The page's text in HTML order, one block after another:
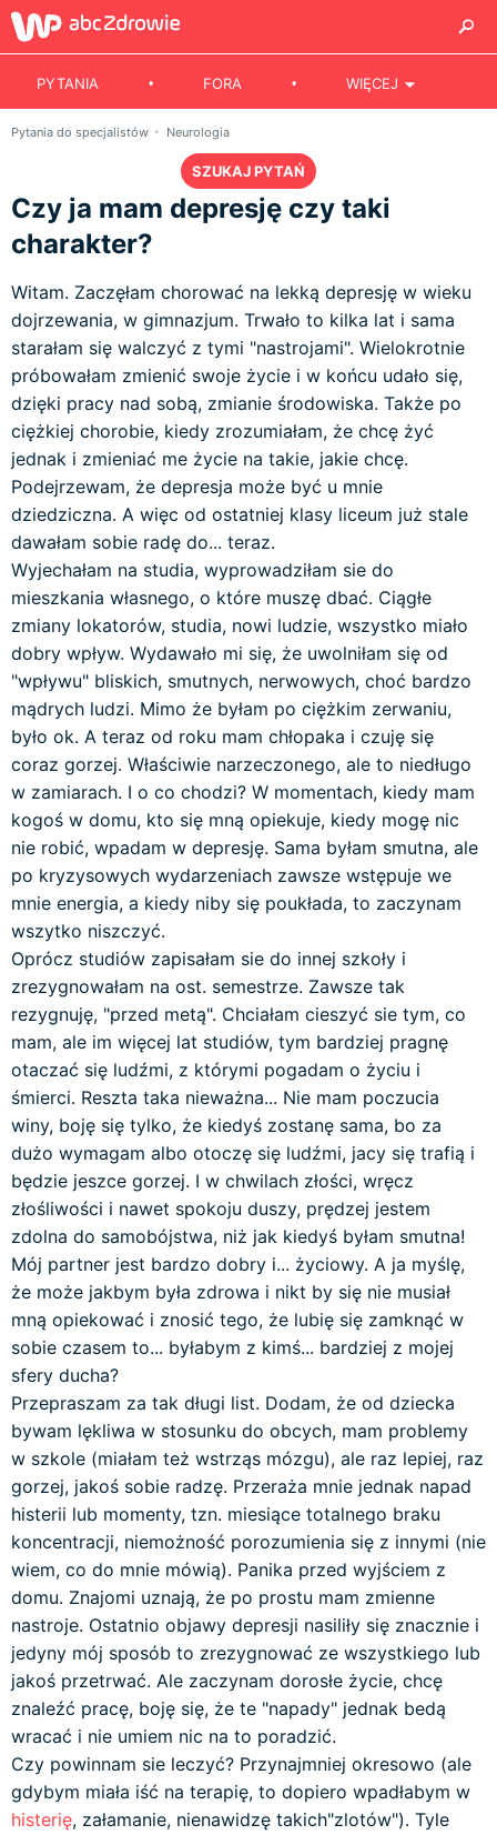
PYTANIA FORA WIĘCEJ
Pytania do specjalistów Neurologia
SZUKAJ PYTAŃ
Czy ja mam depresję czy taki
charakter?
Witam. Zaczęłam chorować na lekką depresję w wieku
dojrzewania, w gimnazjum. Trwało to kilka lat i sama
starałam się walczyć z tymi "nastrojami". Wielokrotnie
próbowałam zmienić swoje życie i w końcu udało się,
dzięki pracy nad sobą, zmianie środowiska. Także po
ciężkiej chorobie, kiedy zrozumiałam, że chcę żyć
jednak i zmieniać me życie na takie, jakie chcę.
Podejrzewam, że depresja może być u mnie
dziedziczna. A więc od ostatniej klasy liceum już stale
dawałam sobie radę do... teraz.
Wyjechałam na studia, wyprowadziłam sie do
mieszkania własnego, o które muszę dbać. Ciągłe
zmiany lokatorów, studia, nowi ludzie, wszystko miało
dobry wpływ. Wydawało mi się, że uwolniłam się od
"wpływu" bliskich, smutnych, nerwowych, choć bardzo
mądrych ludzi. Mimo że byłam po ciężkim zerwaniu,
było ok. A teraz od roku mam chłopaka i czuję się
coraz gorzej. Właściwie narzeczonego, ale to niedługo
w zamiarach. I o co chodzi? W momentach, kiedy mam
kogoś w domu, kto się mną opiekuje, kiedy mogę nic
nie robić, wpadam w depresję. Sama byłam smutna, ale
po kryzysowych wydarzeniach zawsze wstępuje we
mnie energia, a kiedy niby się poukłada, to zaczynam
wszytko niszczyć.
Oprócz studiów zapisałam sie do innej szkoły i
zrezygnowałam na ost. semestrze. Zawsze tak
rezygnuję, "przed metą". Chciałam cieszyć sie tym, co
mam, ale im więcej lat studiów, tym bardziej pragnę
otaczać się ludźmi, z którymi pogadam o życiu i
śmierci. Reszta taka nieważna... Nie mam poczucia
winy, boję się tylko, że kiedyś zostanę sama, bo za
dużo wymagam albo otoczę się ludźmi, jacy się trafią i
będzie jeszce gorzej. I w chwilach złości, wręcz
złośliwości i nawet spokoju duszy, prędzej jestem
zdolna do samobójstwa, niż jak kiedyś byłam smutna!
Mój partner jest bardzo dobry i... życiowy. A ja myślę,
że może jakbym była zdrowa i nikt by się nie musiał
mną opiekować i znosić tego, że lubię się zamknąć w
sobie czasem to... byłabym z kimś... bardziej z mojej
sfery ducha?
Przepraszam za tak długi list. Dodam, że od dziecka
bywam lękliwa w stosunku do obcych, mam problemy
w szkole (miałam też wstrząs mózgu), ale raz lepiej, raz
gorzej, jakoś sobie radzę. Przeraża mnie jednak napad
histerii lub momenty, tzn. miesiące totalnego braku
koncentracji, niemożność porozumienia się z innymi (nie
wiem, co do mnie mówią). Panika przed wyjściem z
domu. Znajomi uznają, że po prostu mam zmienne
nastroje. Ostatnio objawy depresji nasiliły się znacznie i
jedyny mój sposób to zrezygnować ze wszystkiego lub
jakoś przetrwać. Ale zaczynam dorosłe życie, chcę
znaleźć pracę, boję się, że te "napady" jednak bedą
wracać i nie umiem nic na to poradzić.
Czy powinnam sie leczyć? Przynajmniej okresowo (ale
gdybym miała iść na terapię, to dopiero wpadłabym w
histerię, załamanie, nienawidzę takich"zlotów"). Tyle